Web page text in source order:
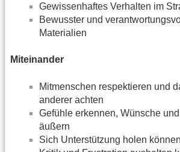
Gewissenhaftes Verhalten im
Bewusster und
Materialien
Miteinander
Mitmenschen respektieren und
anderer achten
Gefühle erkennen, Wünsche
äußern
Sich Unterstützung holen können